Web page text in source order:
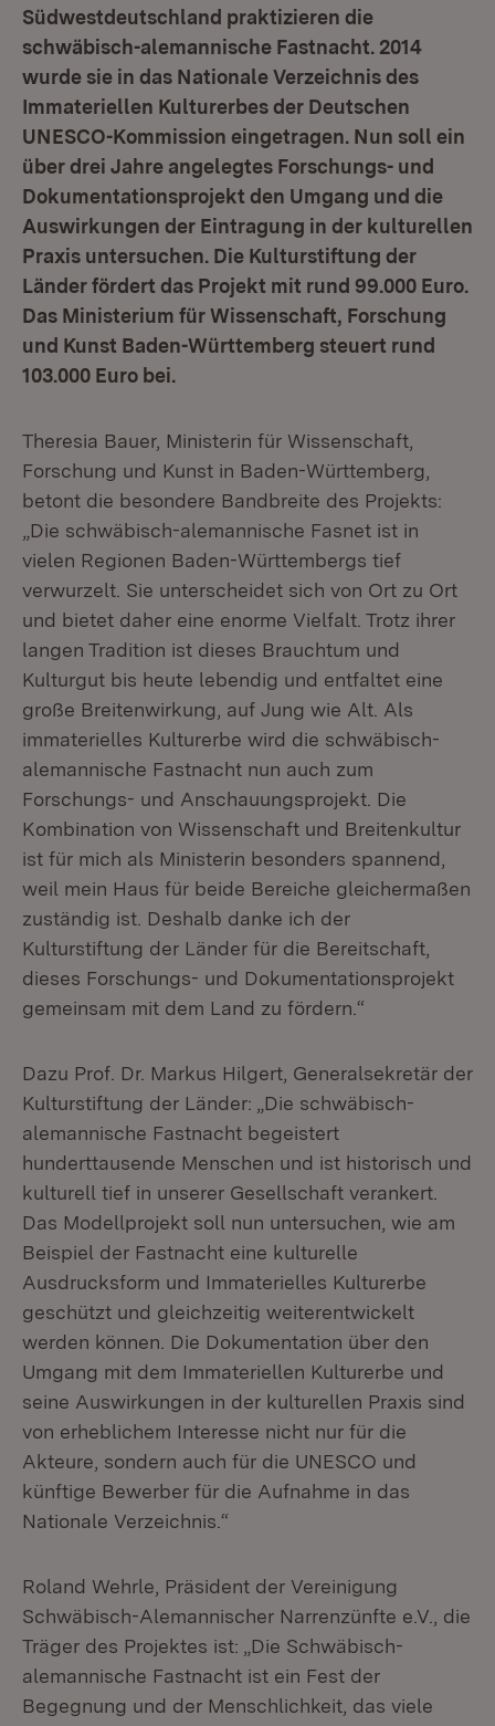
Südwestdeutschland praktizieren die
schwäbisch-alemannische Fastnacht. 2014
wurde sie in das Nationale Verzeichnis des
Immateriellen Kulturerbes der Deutschen
UNESCO-Kommission eingetragen. Nun soll ein
über drei Jahre angelegtes Forschungs- und
Dokumentationsprojekt den Umgang und die
Auswirkungen der Eintragung in der kulturellen
Praxis untersuchen. Die Kulturstiftung der
Länder fördert das Projekt mit rund 99.000 Euro.
Das Ministerium für Wissenschaft, Forschung
und Kunst Baden-Württemberg steuert rund
103.000 Euro bei.
Theresia Bauer, Ministerin für Wissenschaft,
Forschung und Kunst in Baden-Württemberg,
betont die besondere Bandbreite des Projekts:
„Die schwäbisch-alemannische Fasnet ist in
vielen Regionen Baden-Württembergs tief
verwurzelt. Sie unterscheidet sich von Ort zu Ort
und bietet daher eine enorme Vielfalt. Trotz ihrer
langen Tradition ist dieses Brauchtum und
Kulturgut bis heute lebendig und entfaltet eine
große Breitenwirkung, auf Jung wie Alt. Als
immaterielles Kulturerbe wird die schwäbisch-
alemannische Fastnacht nun auch zum
Forschungs- und Anschauungsprojekt. Die
Kombination von Wissenschaft und Breitenkultur
ist für mich als Ministerin besonders spannend,
weil mein Haus für beide Bereiche gleichermaßen
zuständig ist. Deshalb danke ich der
Kulturstiftung der Länder für die Bereitschaft,
dieses Forschungs- und Dokumentationsprojekt
gemeinsam mit dem Land zu fördern.“
Dazu Prof. Dr. Markus Hilgert, Generalsekretär der
Kulturstiftung der Länder: „Die schwäbisch-
alemannische Fastnacht begeistert
hunderttausende Menschen und ist historisch und
kulturell tief in unserer Gesellschaft verankert.
Das Modellprojekt soll nun untersuchen, wie am
Beispiel der Fastnacht eine kulturelle
Ausdrucksform und Immaterielles Kulturerbe
geschützt und gleichzeitig weiterentwickelt
werden können. Die Dokumentation über den
Umgang mit dem Immateriellen Kulturerbe und
seine Auswirkungen in der kulturellen Praxis sind
von erheblichem Interesse nicht nur für die
Akteure, sondern auch für die UNESCO und
künftige Bewerber für die Aufnahme in das
Nationale Verzeichnis.“
Roland Wehrle, Präsident der Vereinigung
Schwäbisch-Alemannischer Narrenzünfte e.V., die
Träger des Projektes ist: „Die Schwäbisch-
alemannische Fastnacht ist ein Fest der
Begegnung und der Menschlichkeit, das viele